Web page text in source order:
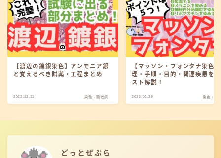
【渡辺の鍍銀染色】アンモニア銀
と覚えるべき試薬・工程まとめ
2022.12.11 染色・顕微鏡
【マッソン・フォンタナ染色
理・手順・目的・関連疾患を
スト解説！
2023.01.29 染色・顕
どっとぜぶら